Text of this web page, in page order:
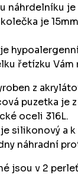
náhrdelníku
je
řetízku
z
puzetka je
oceli 316L.
silikonový a
náhradní
jsou v 2